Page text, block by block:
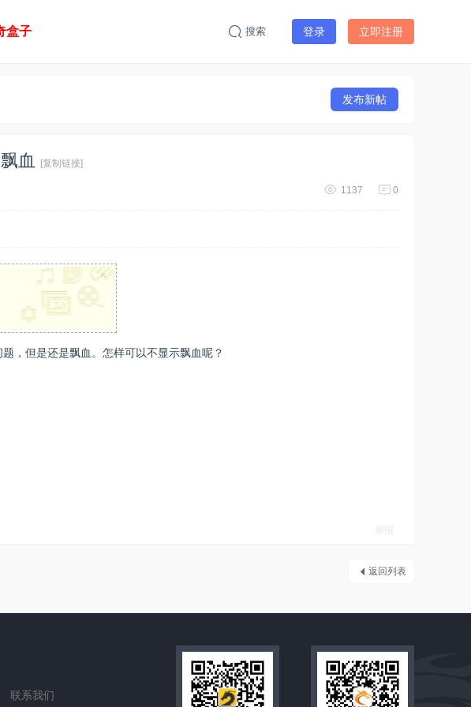
盒子 搜索 登录 立即注册
发布新帖
血 [复制链接]
0
1137
×
，但是还是飘血。怎样可以不显示飘血呢？
举报
返回列表
联系我们